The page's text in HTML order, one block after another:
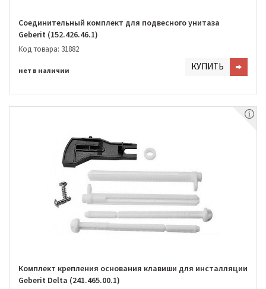
Соединительный комплект для подвесного унитаза
Geberit (152.426.46.1)
Код товара: 31882
нет в наличии КУПИТЬ
Комплект крепления основания клавиши для инсталляции
Geberit Delta (241.465.00.1)